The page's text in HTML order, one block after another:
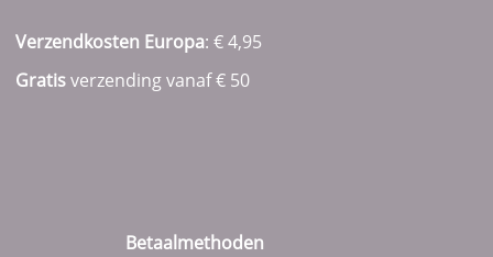
Verzendkosten Europa: € 4,95
Gratisverzending vanaf € 50
Betaalmethoden